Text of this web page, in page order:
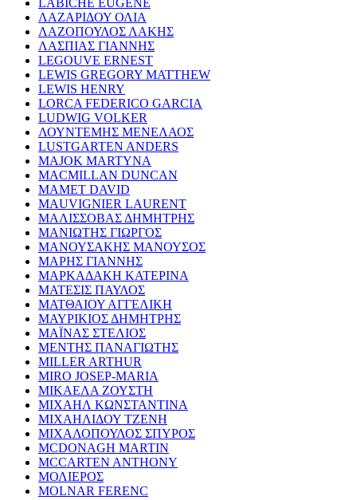
LABICHE EUGENE
ΛΑΖΑΡΙΔΟΥ ΟΛΙΑ
ΛΑΖΟΠΟΥΛΟΣ ΛΑΚΗΣ
ΛΑΣΠΙΑΣ ΓΙΑΝΝΗΣ
LEGOUVE ERNEST
LEWIS GREGORY MATTHEW
LEWIS HENRY
LORCA FEDERICO GARCIA
LUDWIG VOLKER
ΛΟΥΝΤΕΜΗΣ ΜΕΝΕΛΑΟΣ
LUSTGARTEN ANDERS
MAJOK MARTYNA
MACMILLAN DUNCAN
MAMET DAVID
MAUVIGNIER LAURENT
ΜΑΛΙΣΣΟΒΑΣ ΔΗΜΗΤΡΗΣ
ΜΑΝΙΩΤΗΣ ΓΙΩΡΓΟΣ
ΜΑΝΟΥΣΑΚΗΣ ΜΑΝΟΥΣΟΣ
ΜΑΡΗΣ ΓΙΑΝΝΗΣ
ΜΑΡΚΑΔΑΚΗ ΚΑΤΕΡΙΝΑ
ΜΑΤΕΣΙΣ ΠΑΥΛΟΣ
ΜΑΤΘΑΙΟΥ ΑΓΓΕΛΙΚΗ
ΜΑΥΡΙΚΙΟΣ ΔΗΜΗΤΡΗΣ
ΜΑΪΝΑΣ ΣΤΕΛΙΟΣ
ΜΕΝΤΗΣ ΠΑΝΑΓΙΩΤΗΣ
MILLER ARTHUR
MIRO JOSEP-MARIA
ΜΙΚΑΕΛΑ ΖΟΥΣΤΗ
ΜΙΧΑΗΛ ΚΩΝΣΤΑΝΤΙΝΑ
ΜΙΧΑΗΛΙΔΟΥ ΤΖΕΝΗ
ΜΙΧΑΛΟΠΟΥΛΟΣ ΣΠΥΡΟΣ
MCDONAGH MARTIN
MCCARTEN ANTHONY
ΜΟΛΙΕΡΟΣ
MOLNAR FERENC